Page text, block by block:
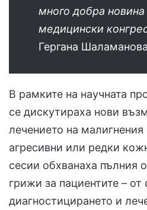
много добра новина
медицински
Гергана
В рамките на научната
се дискутираха нови
лечението на
агресивни или редки
сесии обхванаха пълния
грижи за пациентите – от
диагностицирането и